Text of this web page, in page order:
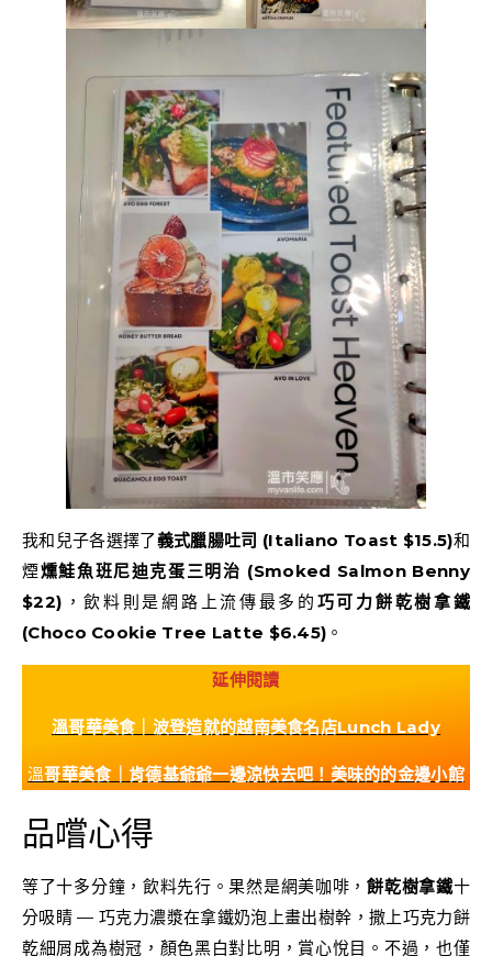
我和兒子各選擇了義式臘腸吐司 (Italiano Toast $15.5)和
煙燻鮭魚班尼迪克蛋三明治 (Smoked Salmon Benny
$22) ，飲料則是網路上流傳最多的 巧可力餅乾樹拿鐵
(Choco Cookie Tree Latte $6.45) 。
延伸閱讀
溫哥華美食｜波登造就的越南美食名店Lunch Lady
溫哥華美食｜肯德基爺爺一邊涼快去吧！美味的的金邊小館
品嚐心得
等了十多分鐘，飲料先行。果然是網美咖啡，餅乾樹拿鐵十
分吸睛 — 巧克力濃漿在拿鐵奶泡上畫出樹幹，撒上巧克力餅
乾細屑成為樹冠，顏色黑白對比明，賞心悅目。不過，也僅